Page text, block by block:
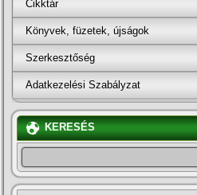
Cikktár
Könyvek, füzetek, újságok
Szerkesztőség
Adatkezelési Szabályzat
KERESÉS